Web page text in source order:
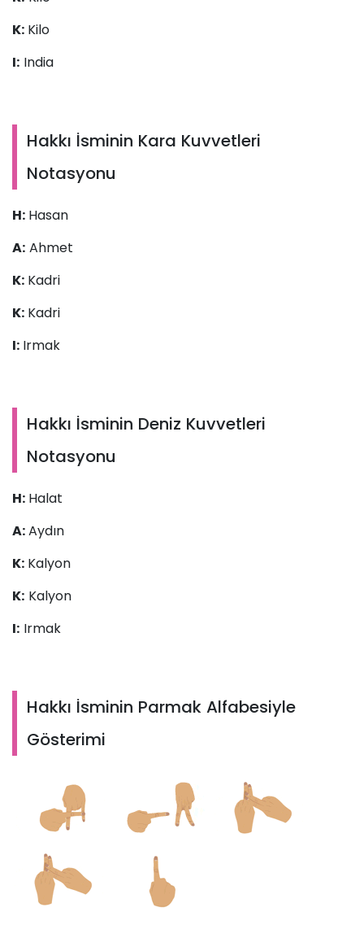
K: Kilo
I: India
Hakkı İsminin Kara Kuvvetleri
Notasyonu
H: Hasan
A: Ahmet
K: Kadri
K: Kadri
I: Irmak
Hakkı İsminin Deniz Kuvvetleri
Notasyonu
H: Halat
A:Aydın
K: Kalyon
K: Kalyon
I: Irmak
Hakkı İsminin Parmak Alfabesiyle
Gösterimi